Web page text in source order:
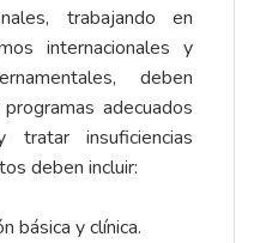
trabajando en
internacionales y
deben
adecuados
tratar insuficiencias
deben incluir:
básica y clínica.